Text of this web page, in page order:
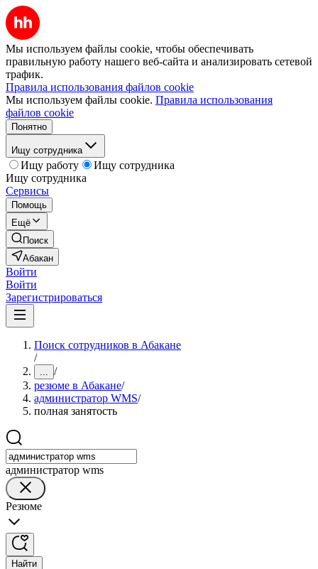
Мы используем файлы cookie, чтобы обеспечивать
правильную работу нашего веб-сайта и анализировать сетевой
трафик.
Правила использования файлов cookie
Мы используем файлы cookie. Правила использования
файлов cookie
Понятно
Ищу сотрудника
Ищу работу
Ищу сотрудника
Ищу сотрудника
Сервисы
Помощь
Ещё
Поиск
Абакан
Войти
Войти
Зарегистрироваться
Поиск сотрудников в Абакане
/
... /
резюме в Абакане/
администратор WMS/
полная занятость
администратор wms
Резюме
Найти